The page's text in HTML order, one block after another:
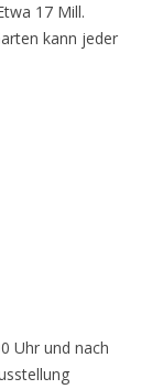
17 Mill.
kann jeder
Uhr und nach